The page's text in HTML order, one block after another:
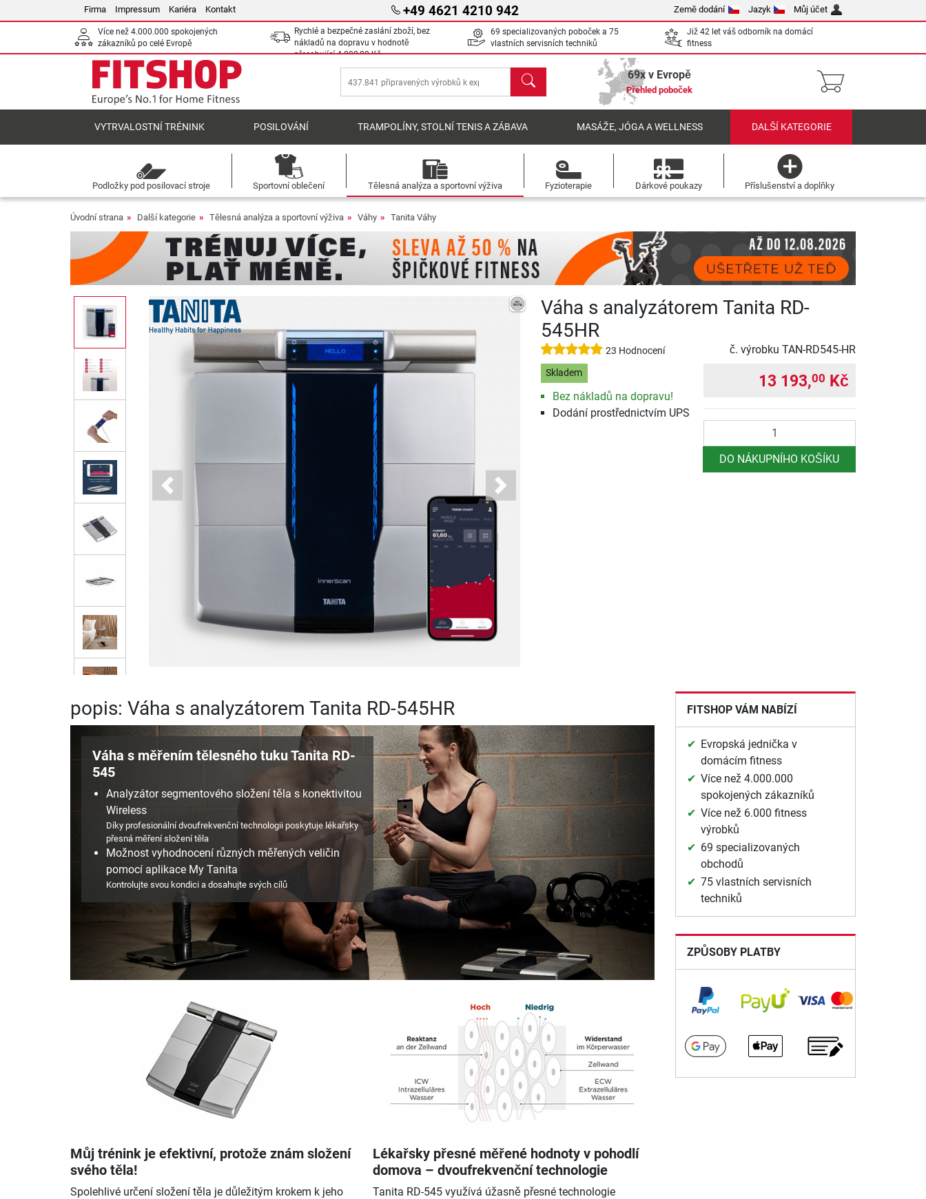
Firma Impressum Kariéra Kontakt +49 4621 4210 942 Země dodání Jazyk Můj účet
Více než 4.000.000 spokojených
zákazníků po celé Evropě
Rychlé a bezpečné zaslání zboží, bez
nákladů na dopravu v hodnotě
přesahující4 000,00 Kč
69 specializovaných poboček a 75
vlastních servisních techniků
Již 42 let váš odborník na domácí
fitness
Hledat 69x v Evropě
Přehled poboček
VYTRVALOSTNÍ TRÉNINK POSILOVÁNÍ TRAMPOLÍNY, STOLNÍ TENIS A ZÁBAVA MASÁŽE, JÓGA A WELLNESS DALŠÍ KATEGORIE
Podložky pod posilovací stroje Sportovní oblečení Tělesná analýza a sportovní výživa Fyzioterapie Dárkové poukazy Příslušenství a doplňky
Úvodní strana Další kategorie Tělesná analýza a sportovní výživa Váhy Tanita Váhy
Previous Next
Váha s analyzátorem Tanita RD-
545HR
23 Hodnocení č. výrobku TAN-RD545-HR
Skladem
Bez nákladů na dopravu!
Dodání prostřednictvím UPS
13 193,00 Kč
DO NÁKUPNÍHO KOŠÍKU
popis: Váha s analyzátorem Tanita RD-545HR
Váha s měřením tělesného tuku Tanita RD-
545
Analyzátor segmentového složení těla s konektivitou
Wireless
Díky profesionální dvoufrekvenční technologii poskytuje lékařsky
přesná měření složení těla
Možnost vyhodnocení různých měřených veličin
pomocí aplikace My Tanita
Kontrolujte svou kondici a dosahujte svých cílů
Můj trénink je efektivní, protože znám složení
svého těla!
Spolehlivé určení složení těla je důležitým krokem k jeho
Lékařsky přesné měřené hodnoty v pohodlí
domova – dvoufrekvenční technologie
Tanita RD-545 využívá úžasně přesné technologie
FITSHOP VÁM NABÍZÍ
Evropská jednička v
domácím fitness
Více než 4.000.000
spokojených zákazníků
Více než 6.000 fitness
výrobků
69 specializovaných
obchodů
75 vlastních servisních
techniků
ZPŮSOBY PLATBY